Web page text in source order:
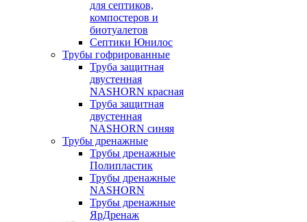
для септиков,
компостеров и
биотуалетов
Септики Юнилос
Трубы гофрированные
Труба защитная
двустенная
NASHORN красная
Труба защитная
двустенная
NASHORN синяя
Трубы дренажные
Трубы дренажные
Полипластик
Трубы дренажные
NASHORN
Трубы дренажные
ЯрДренаж